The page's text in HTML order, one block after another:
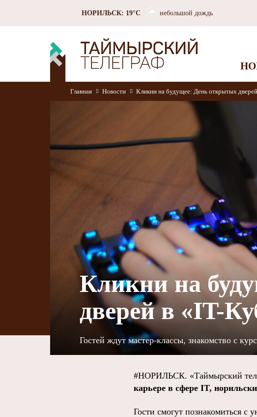
НОРИЛЬСК: 19°C небольшой дождь
Главная Новости Кликни на будущее: День открытых
Кликни на
дверей в «IT-
Гостей ждут мастер-классы, знакомство с
#НОРИЛЬСК. «Таймырский
карьере в сфере IT,
Гости смогут познакомиться